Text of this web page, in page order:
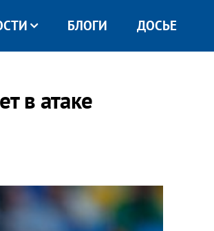
БЛОГИ ДОСЬЕ
в атаке